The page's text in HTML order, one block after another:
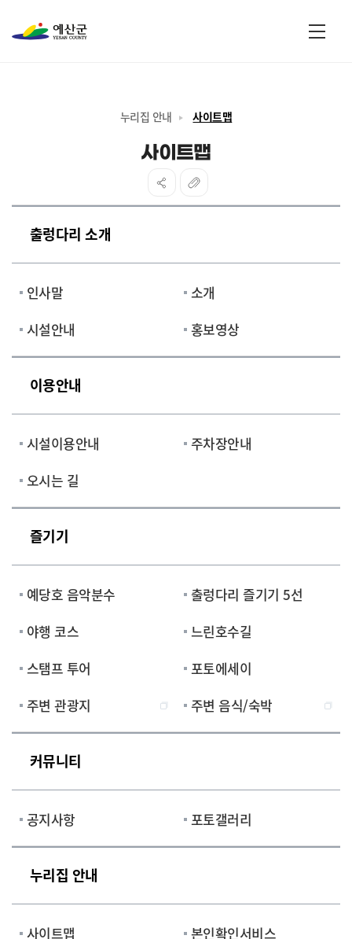
누리집 안내 사이트맵
사이트맵
출렁다리 소개
인사말
소개
시설안내
홍보영상
이용안내
시설이용안내
주차장안내
오시는 길
즐기기
예당호 음악분수
출렁다리 즐기기 5선
야행 코스
느린호수길
스탬프 투어
포토에세이
주변 관광지
주변 음식/숙박
커뮤니티
공지사항 포토갤러리
누리집 안내
사이트맵
본인확인서비스